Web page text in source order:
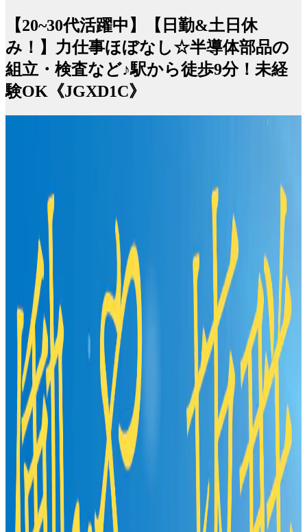
【20~30代活躍中】【日勤&土日休
み！】力仕事ほぼなし☆半導体部品の
組立・検査など♪駅から徒歩9分！未経
験OK《JGXD1C》